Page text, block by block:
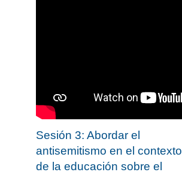
Sesión 3: Abordar el
antisemitismo en el contexto
de la educación sobre el